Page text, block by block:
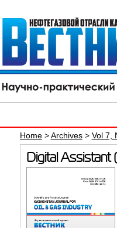
Home>Archives> Vol 7,
Digital Assistant